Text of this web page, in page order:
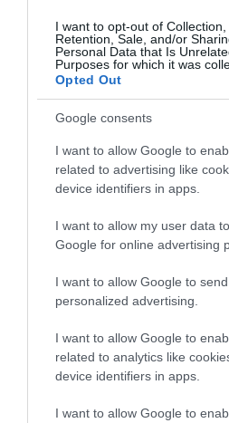
I want to opt-out of Collection,
Retention, Sale, and/or
Personal Data that Is
Purposes for which it was
Opted Out
Google consents
I want to allow Google to
related to advertising like
device identifiers in apps.
I want to allow my user data
Google for online advertising
I want to allow Google to
personalized advertising.
I want to allow Google to
related to analytics like
device identifiers in apps.
I want to allow Google to